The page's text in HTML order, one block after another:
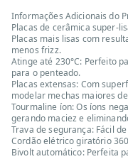
Informações Adicionais do
Placas de cerâmica super-
Placas mais lisas com
menos frizz.
Atinge até 230°C: Perfeito
para o penteado.
Placas extensas: Com
modelar mechas maiores
Tourmaline íon: Os íons
gerando maciez e
Trava de segurança: Fácil
Cordão elétrico giratório
Bivolt automático: Perfeita